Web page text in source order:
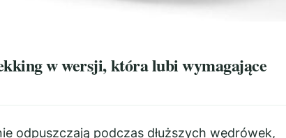
w wersji, która lubi wymagające
odpuszczają podczas dłuższych wędrówek,